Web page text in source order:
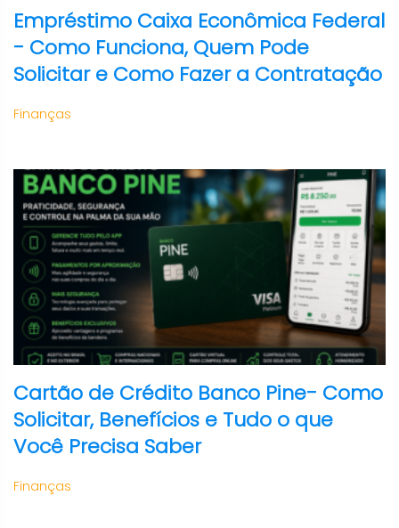
Empréstimo Caixa Econômica Federal
- Como Funciona, Quem Pode
Solicitar e Como Fazer a Contratação
Finanças
Cartão de Crédito Banco Pine- Como
Solicitar, Benefícios e Tudo o que
Você Precisa Saber
Finanças